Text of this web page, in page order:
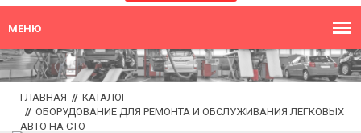
ГЛАВНАЯ // КАТАЛОГ
// ОБОРУДОВАНИЕ ДЛЯ РЕМОНТА И ОБСЛУЖИВАНИЯ ЛЕГКОВЫХ
АВТО НА СТО